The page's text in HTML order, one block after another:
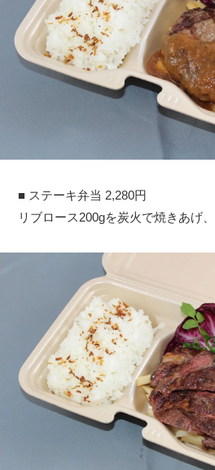
■ ステーキ弁当 2,280円
リブロース200gを炭火で焼きあげ